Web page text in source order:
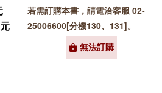
元
若需訂購本書，請電洽客服 02-
25006600[分機130、131]。
無法訂購